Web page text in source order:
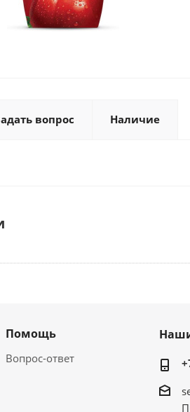
вопрос Наличие
Помощь
Вопрос-ответ